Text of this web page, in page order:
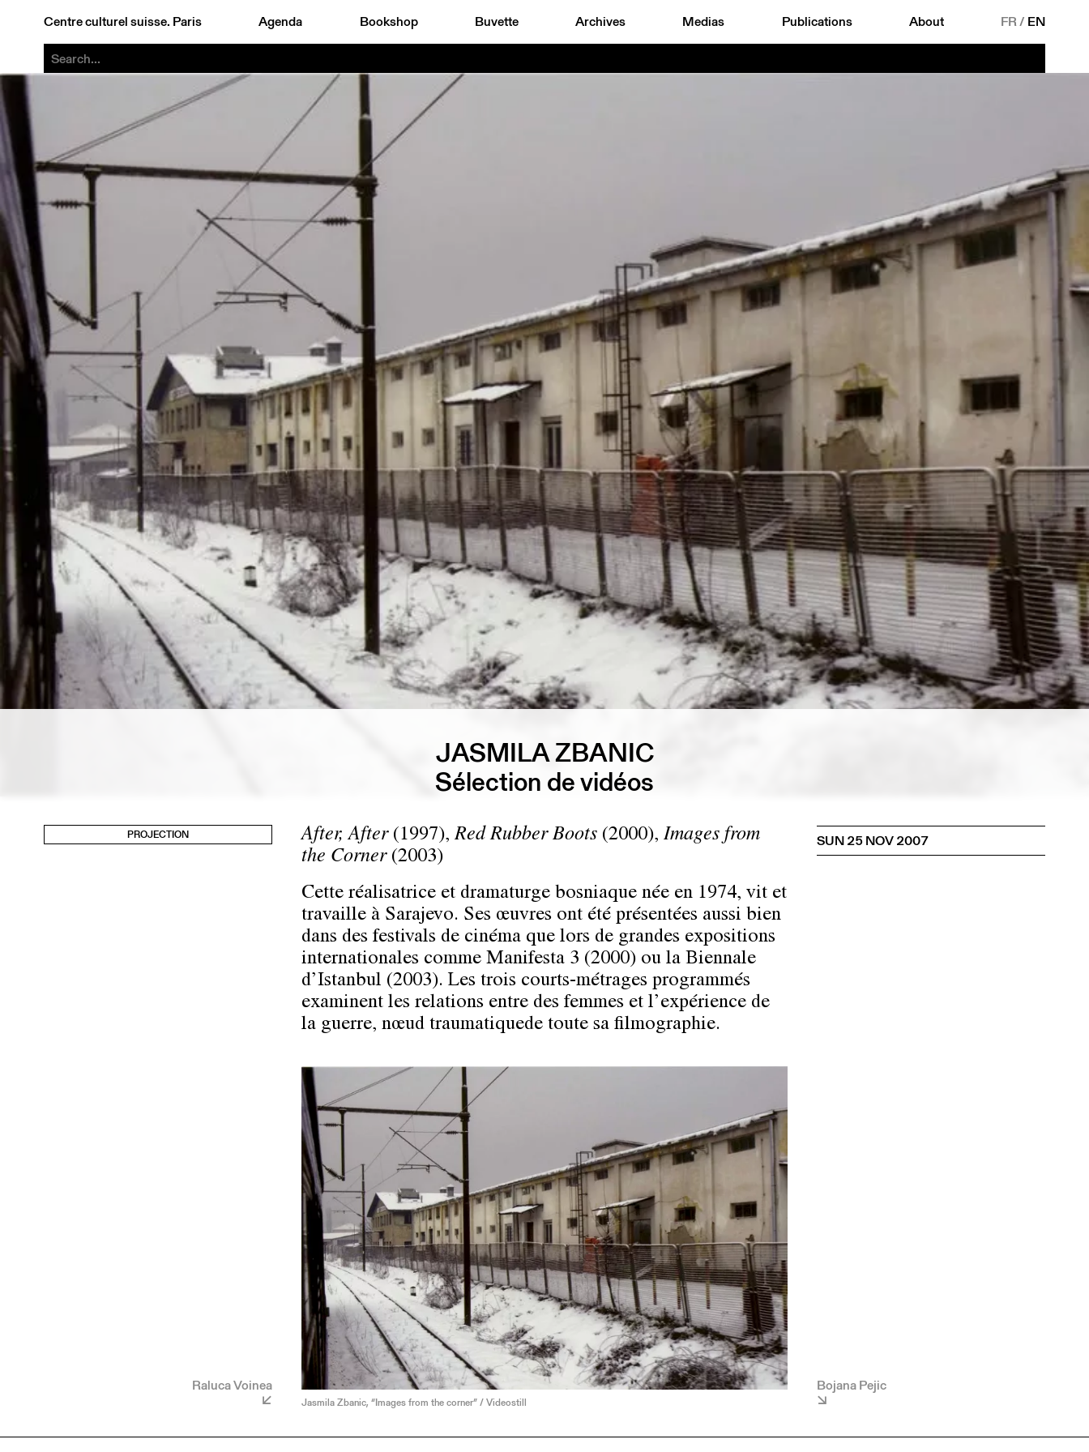
Centre culturel suisse. Paris Agenda Bookshop Buvette Archives Medias Publications About FR/ EN
JASMILA ZBANIC
Sélection de vidéos
PROJECTION
Raluca Voinea
After, After (1997),Red Rubber Boots (2000), Images from
the Corner(2003)
Cette réalisatrice et dramaturge bosniaque née en 1974, vit et
travaille à Sarajevo. Ses œuvres ont été présentées aussi bien
dans des festivals de cinéma que lors de grandes expositions
internationales comme Manifesta 3 (2000) ou la Biennale
d’Istanbul (2003). Les trois courts-métrages programmés
examinent les relations entre des femmes et l’expérience de
la guerre, nœud traumatiquede toute sa filmographie.
Jasmila Zbanic, “Images from the corner” / Videostill
SUN 25 NOV 2007
Bojana Pejic